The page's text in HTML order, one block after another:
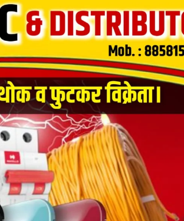
पुलिस,
सप्ताह
में
बरामद
किए
1.35
करोड़
की
शराब